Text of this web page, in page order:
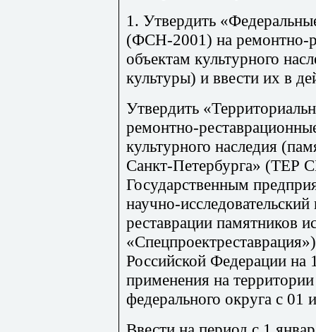
1. Утвердить
(ФСН-2001) на ремонтно-
объектам культурного
культуры) и ввести их в
Утвердить
ремонтно-реставрационны
культурного наследия
Санкт-Петербурга» (ТЕР
Государственным
научно-
реставрации памятников
«Спецпроектрест
Российской Федерации на
применения на
федерального округа с 01